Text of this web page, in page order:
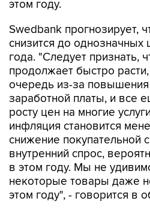
этом году.
Swedbank прогнозирует,
снизится до
года. "Следует признать,
продолжает быстро
очередь из-за
заработной платы, и все
росту цен на многие
инфляция становится
снижение покупательной
внутренний спрос,
в этом году. Мы не
некоторые товары даже
этом году", - говорится в